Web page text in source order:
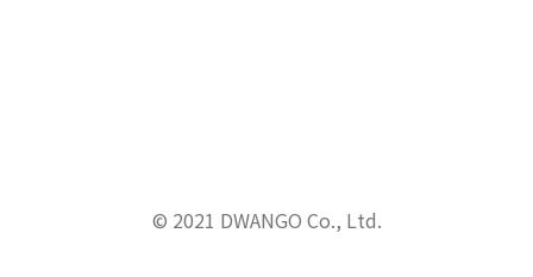
© 2021 DWANGO Co., Ltd.